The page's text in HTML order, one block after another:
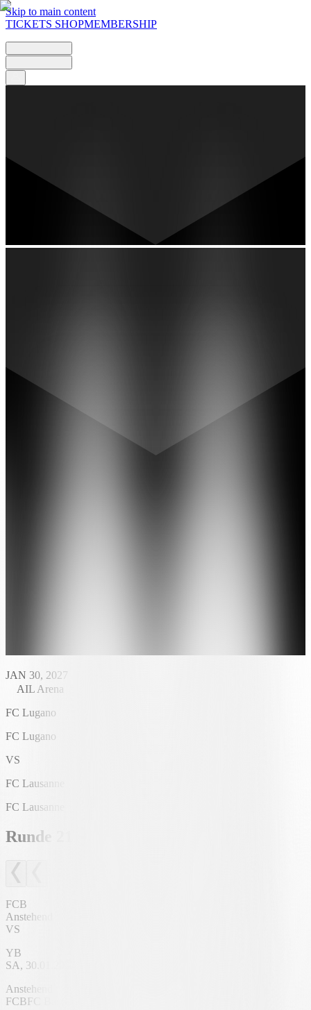
Skip to main content
TICKETS SHOPMEMBERSHIP
JAN 30, 2027
AIL Arena
FC Lugano
FC Lugano
VS
FC Lausanne
FC Lausanne
Runde
FCB
Anstehend
VS
YB
SA, 30.01.2027
Anstehend
FCBFC Basel 1893